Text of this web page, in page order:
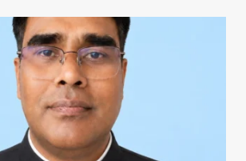
c
e
b
o
k
k
e
dI
n
ai
l
ar
e